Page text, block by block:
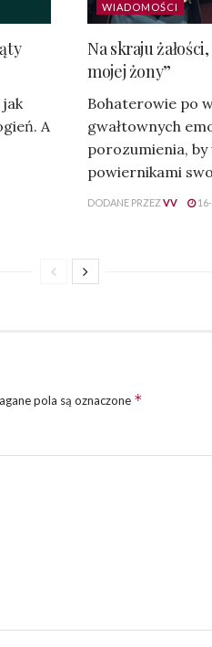
A
WIADOMOŚCI
Na skraju
mojej żony”
Bohaterowie po
gwałtownych
porozumienia, by
powiernikami
DODANE PRZEZVV
pola są oznaczone *